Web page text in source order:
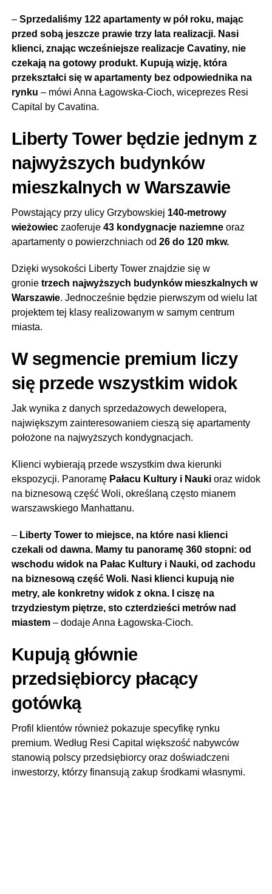
– Sprzedaliśmy 122 apartamenty w pół roku, mając
przed sobą jeszcze prawie trzy lata realizacji. Nasi
klienci, znając wcześniejsze realizacje Cavatiny, nie
czekają na gotowy produkt. Kupują wizję, która
przekształci się w apartamenty bez odpowiednika na
rynku – mówi Anna Łagowska-Cioch, wiceprezes Resi
Capital by Cavatina.
Liberty Tower będzie jednym z
najwyższych budynków
mieszkalnych w Warszawie
Powstający przy ulicy Grzybowskiej 140-metrowy
wieżowieczaoferuje 43 kondygnacje naziemneoraz
apartamenty o powierzchniach od 26 do 120 mkw.
Dzięki wysokości Liberty Tower znajdzie się w
gronie trzech najwyższych budynków mieszkalnych w
Warszawie. Jednocześnie będzie pierwszym od wielu lat
projektem tej klasy realizowanym w samym centrum
miasta.
W segmencie premium liczy
się przede wszystkim widok
Jak wynika z danych sprzedażowych dewelopera,
największym zainteresowaniem cieszą się apartamenty
położone na najwyższych kondygnacjach.
Klienci wybierają przede wszystkim dwa kierunki
ekspozycji. Panoramę Pałacu Kultury i Naukioraz widok
na biznesową część Woli, określaną często mianem
warszawskiego Manhattanu.
– Liberty Tower to miejsce, na które nasi klienci
czekali od dawna. Mamy tu panoramę 360 stopni: od
wschodu widok na Pałac Kultury i Nauki, od zachodu
na biznesową część Woli. Nasi klienci kupują nie
metry, ale konkretny widok z okna. I ciszę na
trzydziestym piętrze, sto czterdzieści metrów nad
miastem– dodaje Anna Łagowska-Cioch.
Kupują głównie
przedsiębiorcy płacący
gotówką
Profil klientów również pokazuje specyfikę rynku
premium. Według Resi Capital większość nabywców
stanowią polscy przedsiębiorcy oraz doświadczeni
inwestorzy, którzy finansują zakup środkami własnymi.